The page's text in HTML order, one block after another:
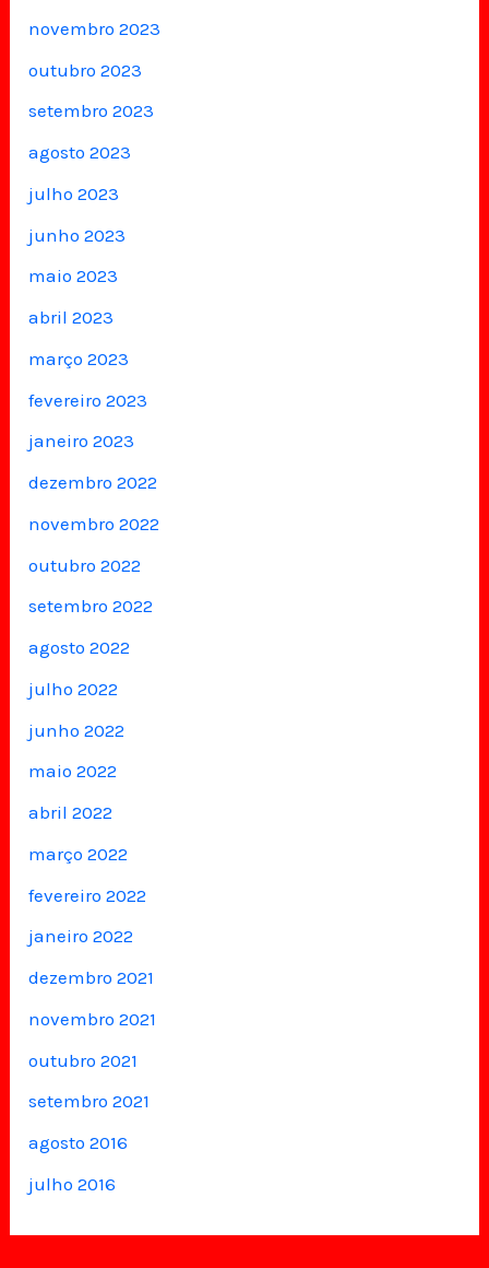
novembro 2023
outubro 2023
setembro 2023
agosto 2023
julho 2023
junho 2023
maio 2023
abril 2023
março 2023
fevereiro 2023
janeiro 2023
dezembro 2022
novembro 2022
outubro 2022
setembro 2022
agosto 2022
julho 2022
junho 2022
maio 2022
abril 2022
março 2022
fevereiro 2022
janeiro 2022
dezembro 2021
novembro 2021
outubro 2021
setembro 2021
agosto 2016
julho 2016